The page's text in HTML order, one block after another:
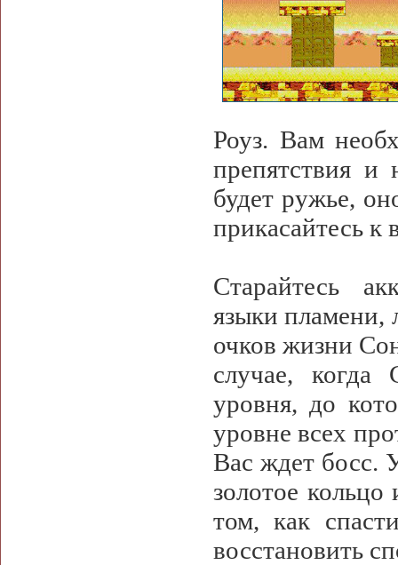
Роуз. Вам
препятствия
будет ружье,
прикасайтесь к
Старайтесь
языки пламени,
очков жизни
случае, когда
уровня, до
уровне всех
Вас ждет босс.
золотое
том, как
восстановить